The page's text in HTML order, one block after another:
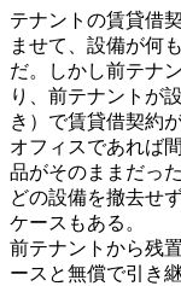
テナントの賃貸借
ませて、設備が何
だ。しかし前テナ
り、前テナントが
き）で賃貸借契約
オフィスであれば
品がそのままだっ
どの設備を撤去せ
ケースもある。
前テナントから残
ースと無償で引き